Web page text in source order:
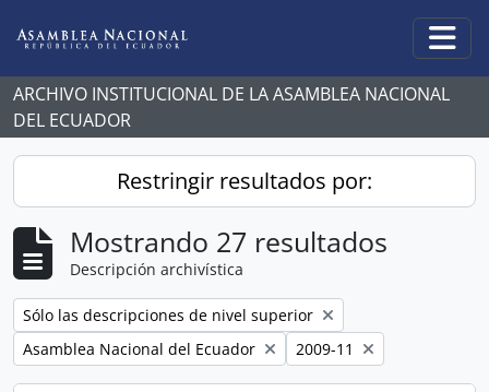
ARCHIVO INSTITUCIONAL DE LA ASAMBLEA NACIONAL
DEL ECUADOR
Restringir resultados por:
Mostrando 27 resultados
Descripción archivística
Remove filter:
Sólo las descripciones de nivel superior
Remove filter:
Asamblea Nacional del Ecuador Remove filter:
2009-11